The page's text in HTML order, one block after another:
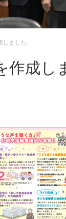
ました。
作成し